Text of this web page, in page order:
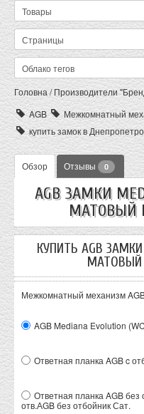
Головна/Производители
AGB
Межкомнатный
купить замок в
Обзор Отзывы 0
AGB ЗАМКИ
МАТОВЫЙ
КУПИТЬ AGB ЗАМКИ
МАТОВЫЙ
Межкомнатный механизм
AGB Mediana Evolution
Ответная планка AGB c
Ответная планка AGB без
отв.АGB без отбойник Сат.